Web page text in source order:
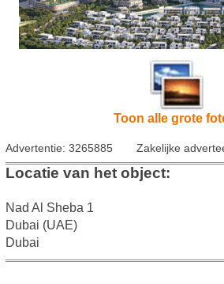
Toon alle grote
Advertentie: 3265885 Zakelijke
Locatie van het object:
Nad Al Sheba 1
Dubai (UAE)
Dubai